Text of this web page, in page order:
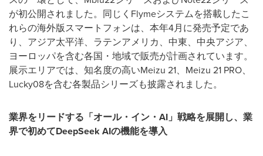
が初公開されました。同じくFlymeシステムを搭載したこ
れらの海外版スマートフォンは、本年4月に発売予定であ
り、アジア太平洋、ラテンアメリカ、中東、中央アジア、
ヨーロッパを含む各国・地域で販売が計画されています。
展示エリアでは、知名度の高いMeizu 21、Meizu 21 PRO、
Lucky08を含む各製品シリーズも披露されました。
業界をリードする「オール・イン・ AI 」戦略を展開し、業
界で初めてDeepSeek AIの機能を導入